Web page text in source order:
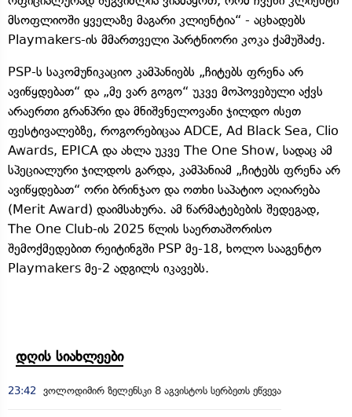
მსოფლიოში ყველაზე მაგარი კლიენტია“ - აცხადებს
Playmakers-ის მმართველი პარტნიორი კოკა ქამუშაძე.
PSP-ს საკომუნიკაციო კამპანიებს „ჩიტებს ფრენა არ
ავიწყდებათ“ და „მე ვარ გოგო“ უკვე მოპოვებული აქვს
არაერთი გრანპრი და მნიშვნელოვანი ჯილდო ისეთ
ფესტივალებზე, როგორებიცაა ADCE, Ad Black Sea, Clio
Awards, EPICA და ახლა უკვე The One Show, სადაც ამ
სპეციალური ჯილდოს გარდა, კამპანიამ „ჩიტებს ფრენა არ
ავიწყდებათ“ ორი ბრინჯაო და ოთხი საპატიო აღიარება
(Merit Award) დაიმსახურა. ამ წარმატებების შედეგად,
The One Club-ის 2025 წლის საერთაშორისო
შემოქმედებით რეიტინგში PSP მე-18, ხოლო სააგენტო
Playmakers მე-2 ადგილს იკავებს.
დღის სიახლეები
23:42 ვოლოდიმირ ზელენსკი 8 აგვისტოს სერბეთს ეწვევა